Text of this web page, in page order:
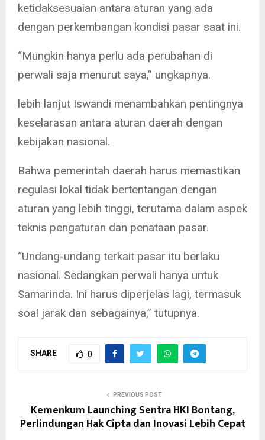
ketidaksesuaian antara aturan yang ada
dengan perkembangan kondisi pasar saat ini.
“Mungkin hanya perlu ada perubahan di
perwali saja menurut saya,” ungkapnya.
lebih lanjut Iswandi menambahkan pentingnya
keselarasan antara aturan daerah dengan
kebijakan nasional.
Bahwa pemerintah daerah harus memastikan
regulasi lokal tidak bertentangan dengan
aturan yang lebih tinggi, terutama dalam aspek
teknis pengaturan dan penataan pasar.
“Undang-undang terkait pasar itu berlaku
nasional. Sedangkan perwali hanya untuk
Samarinda. Ini harus diperjelas lagi, termasuk
soal jarak dan sebagainya,” tutupnya.
SHARE 0
PREVIOUS POST
Kemenkum Launching Sentra HKI Bontang,
Perlindungan Hak Cipta dan Inovasi Lebih Cepat